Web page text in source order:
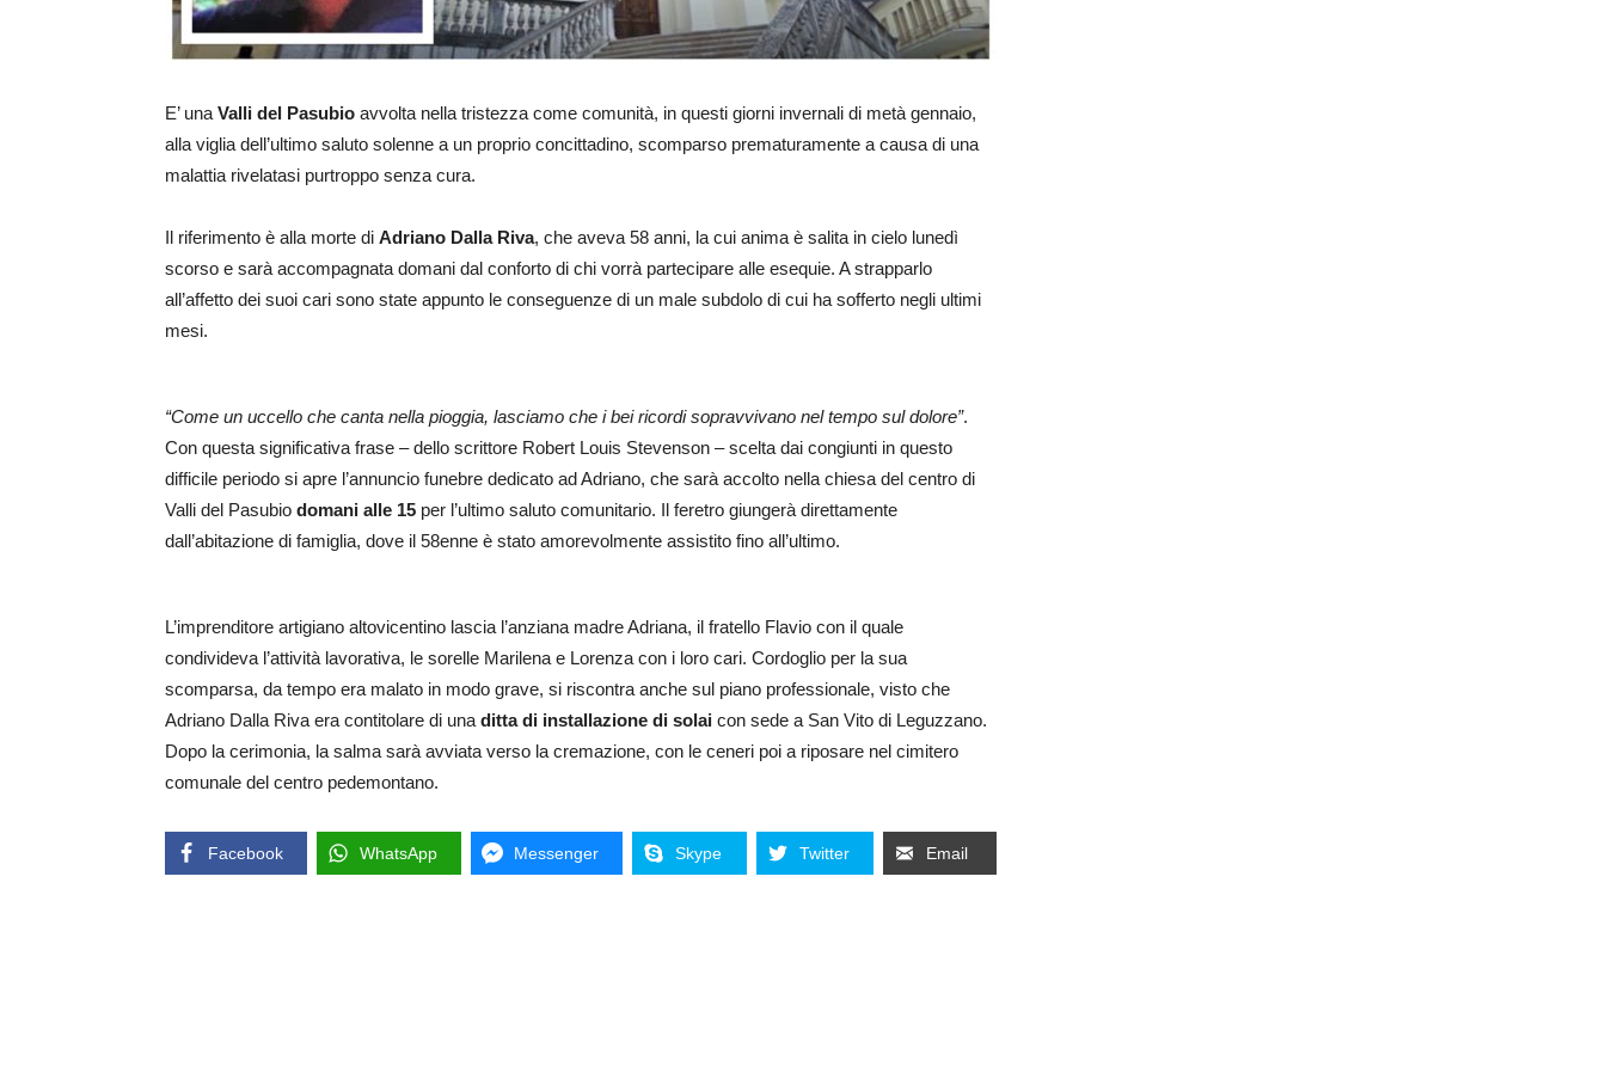
E’ una Valli del Pasubio avvolta nella tristezza come comunità, in questi giorni invernali di metà gennaio,
alla viglia dell’ultimo saluto solenne a un proprio concittadino, scomparso prematuramente a causa di una
malattia rivelatasi purtroppo senza cura.
Il riferimento è alla morte di Adriano Dalla Riva, che aveva 58 anni, la cui anima è salita in cielo lunedì
scorso e sarà accompagnata domani dal conforto di chi vorrà partecipare alle esequie. A strapparlo
all’affetto dei suoi cari sono state appunto le conseguenze di un male subdolo di cui ha sofferto negli ultimi
mesi.
“Come un uccello che canta nella pioggia, lasciamo che i bei ricordi sopravvivano nel tempo sul dolore”.
Con questa significativa frase – dello scrittore Robert Louis Stevenson – scelta dai congiunti in questo
difficile periodo si apre l’annuncio funebre dedicato ad Adriano, che sarà accolto nella chiesa del centro di
Valli del Pasubio domani alle 15 per l’ultimo saluto comunitario. Il feretro giungerà direttamente
dall’abitazione di famiglia, dove il 58enne è stato amorevolmente assistito fino all’ultimo.
L’imprenditore artigiano altovicentino lascia l’anziana madre Adriana, il fratello Flavio con il quale
condivideva l’attività lavorativa, le sorelle Marilena e Lorenza con i loro cari. Cordoglio per la sua
scomparsa, da tempo era malato in modo grave, si riscontra anche sul piano professionale, visto che
Adriano Dalla Riva era contitolare di una ditta di installazione di solai con sede a San Vito di Leguzzano.
Dopo la cerimonia, la salma sarà avviata verso la cremazione, con le ceneri poi a riposare nel cimitero
comunale del centro pedemontano.
Facebook WhatsApp Messenger Skype Twitter Email